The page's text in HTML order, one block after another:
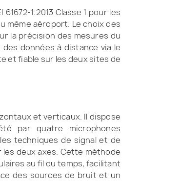
1:2013 Classe 1 pour les
même aéroport. Le choix des
la précision des mesures du
données à distance via le
et fiable sur les deux sites de
et verticaux. Il dispose
par quatre microphones
techniques de signal et de
deux axes. Cette méthode
au fil du temps, facilitant
des sources de bruit et un